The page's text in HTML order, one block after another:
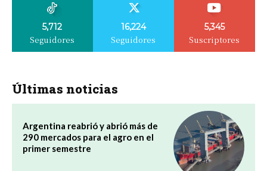
5,712
Seguidores
16,224
Seguidores
5,345
Suscriptores
Últimas noticias
Argentina reabrió y abrió más de
290 mercados para el agro en el
primer semestre